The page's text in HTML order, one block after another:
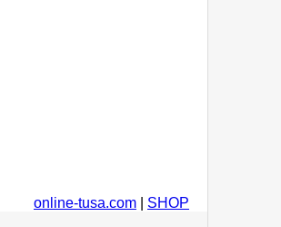
online-tusa.com SHOP